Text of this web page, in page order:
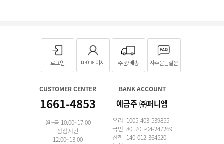
로그인 마이페이지 주문/배송 자주묻는질문
CUSTOMER CENTER
1661-4853
월~금 10:00~17:00
점심시간
12:00~13:00
BANK ACCOUNT
예금주 ㈜퍼니엠
우리 1005-403-539855
국민 801701-04-247269
신한 140-012-364520